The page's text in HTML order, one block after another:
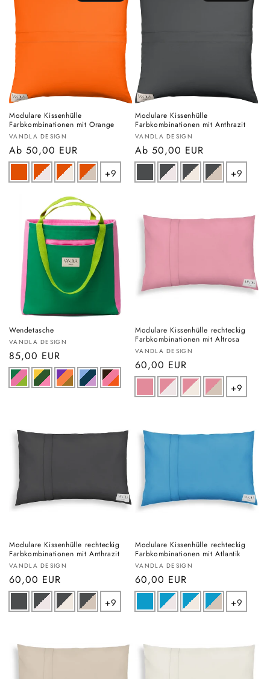
Modulare Kissenhülle
Farbkombinationen mit Orange
Anbieter:
VANDLA DESIGN
Normaler
Preis
Ab 50,00 EUR
+9
Modulare Kissenhülle
Farbkombinationen mit Anthrazit
Anbieter:
VANDLA DESIGN
Normaler
Preis
Ab 50,00 EUR
+9
Wendetasche
Anbieter:
VANDLA DESIGN
Normaler
Preis
85,00 EUR
Modulare Kissenhülle rechteckig
Farbkombinationen mit Altrosa
Anbieter:
VANDLA DESIGN
Normaler
Preis
60,00 EUR
+9
Modulare Kissenhülle rechteckig
Farbkombinationen mit Anthrazit
Anbieter:
VANDLA DESIGN
Normaler
Preis
60,00 EUR
+9
Modulare Kissenhülle rechteckig
Farbkombinationen mit Atlantik
Anbieter:
VANDLA DESIGN
Normaler
Preis
60,00 EUR
+9